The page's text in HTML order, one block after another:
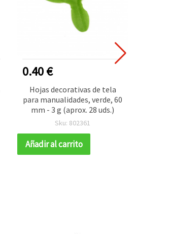
0.40 €
Hojas decorativas de tela
para manualidades, verde, 60
mm - 3 g (aprox. 28 uds.)
Sku: 802361
Añadir al carrito